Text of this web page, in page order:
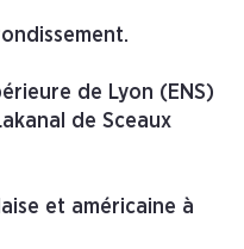
de Lyon (ENS)
de Sceaux
et américaine à